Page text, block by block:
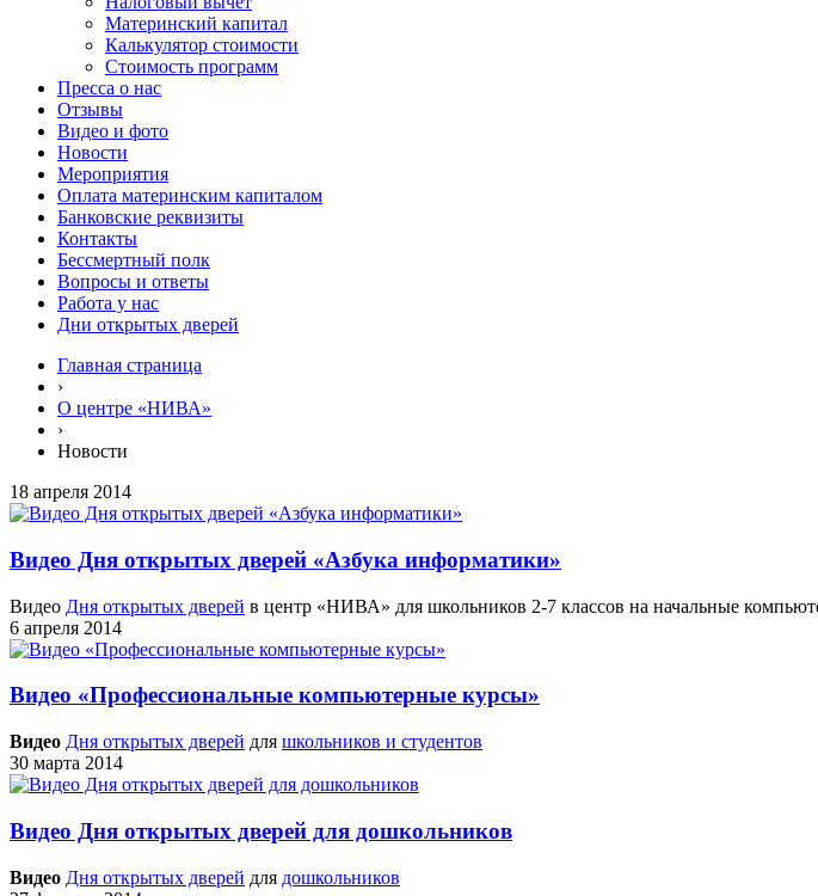
Материнский капитал
Калькулятор стоимости
Стоимость программ
Пресса о нас
Отзывы
Видео и фото
Новости
Мероприятия
Оплата материнским капиталом
Банковские реквизиты
Контакты
Бессмертный полк
Вопросы и ответы
Работа у нас
Дни открытых дверей
Главная страница
›
О центре «НИВА»
›
Новости
18 апреля 2014
Видео Дня открытых дверей «Азбука информатики»
Видео Дня открытых дверей в центр «НИВА» для школьников 2-7 классов на начальные
6 апреля 2014
Видео «Профессиональные компьютерные курсы»
Видео Дня открытых дверей для школьников и студентов
30 марта 2014
Видео Дня открытых дверей для дошкольников
Видео Дня открытых дверей для дошкольников